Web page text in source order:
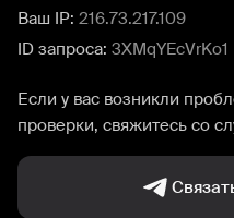
Ваш IP: 216.73.217.109
ID запроса: 3XMqYEcVrKo1
Если у вас возникли
проверки, свяжитесь со